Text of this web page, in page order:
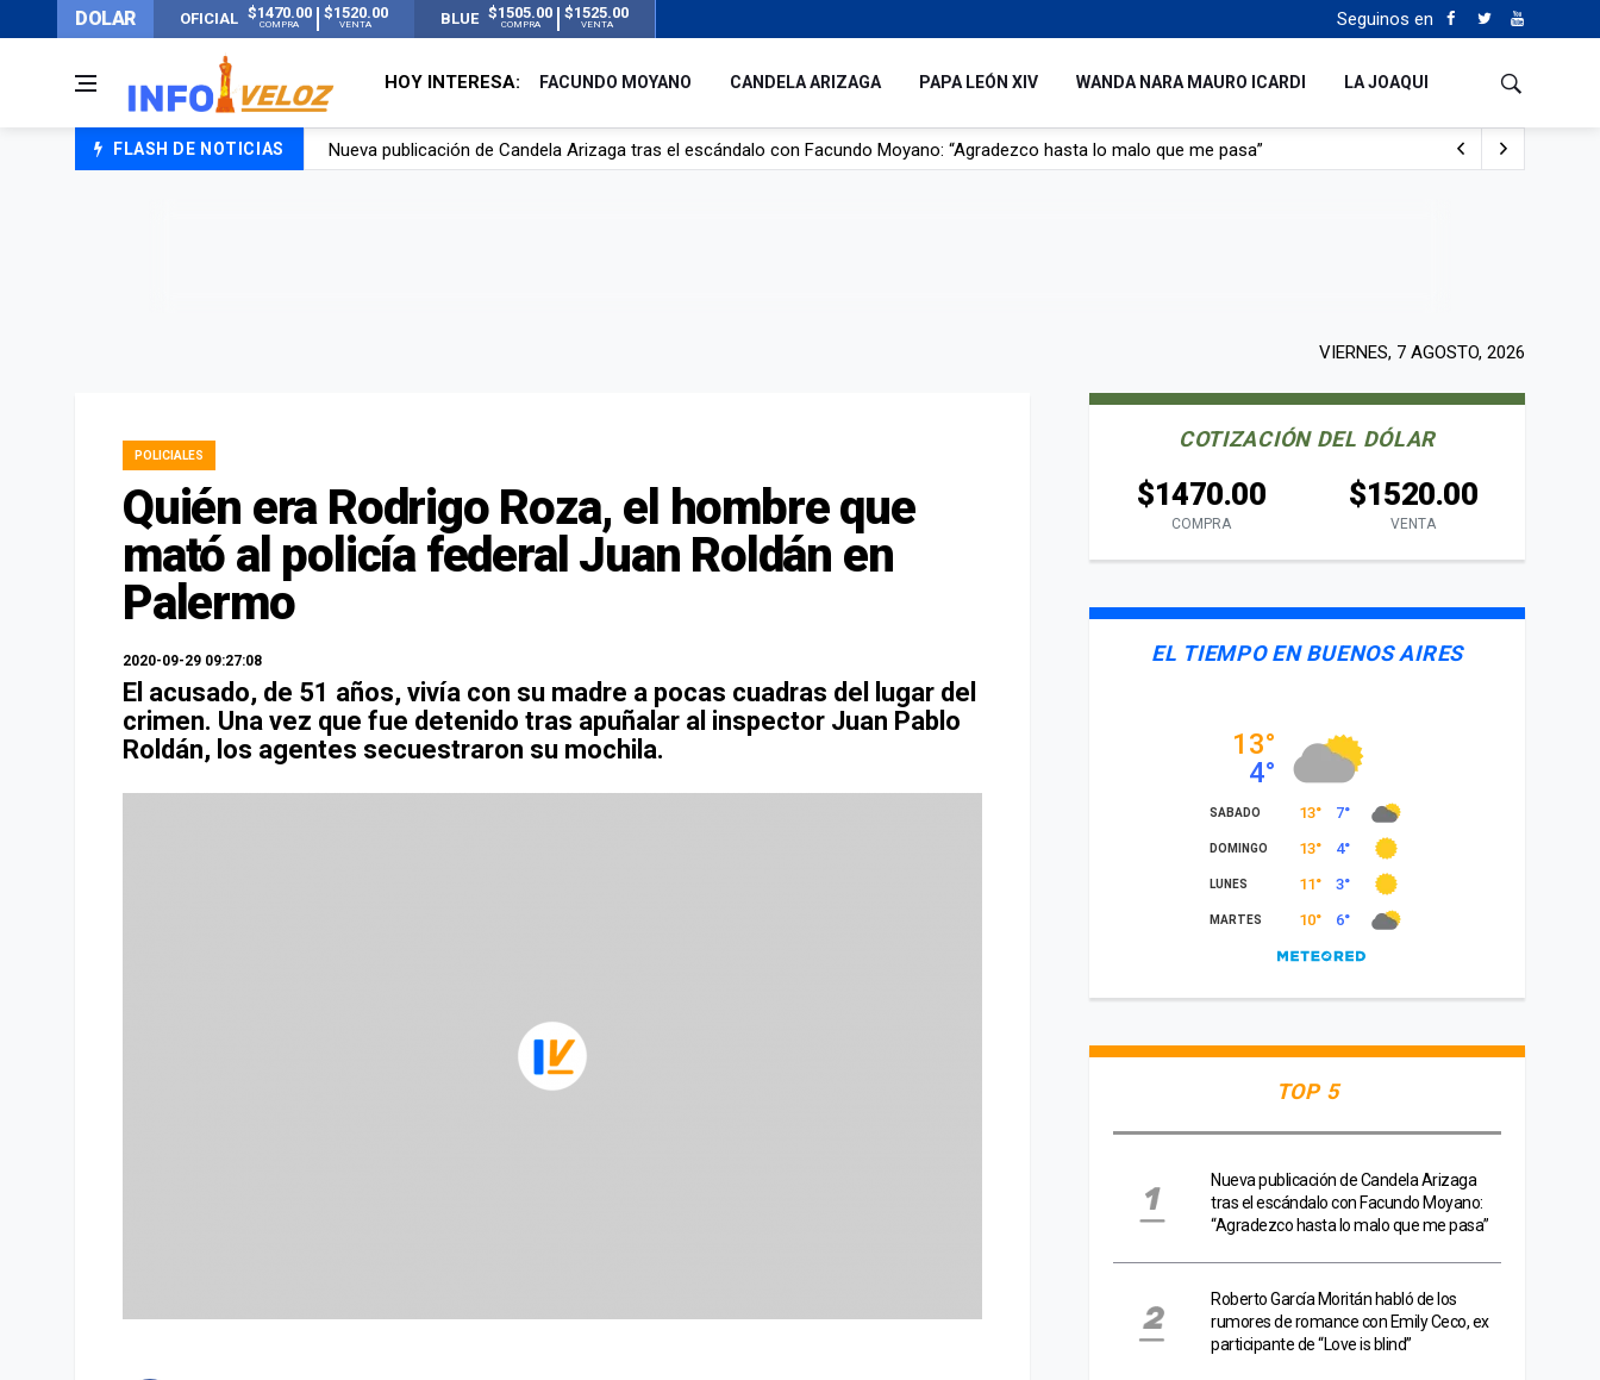
DOLAR OFICIAL $1470.00
COMPRA
$1520.00
VENTA BLUE $1505.00
COMPRA
$1525.00
VENTA Seguinos en
HOY INTERESA: FACUNDO MOYANO CANDELA ARIZAGA PAPA LEÓN XIV WANDA NARA MAURO ICARDI LA JOAQUI
FLASH DE NOTICIAS
Un joven murió quemado por su novia en San Luis: pasó seis días de agonía tras ser rociado con nafta y prendido fuego
VIERNES, 7 AGOSTO, 2026
POLICIALES
Quién era Rodrigo Roza, el hombre que
mató al policía federal Juan Roldán en
Palermo
2020-09-29 09:27:08
El acusado, de 51 años, vivía con su madre a pocas cuadras del lugar del
crimen. Una vez que fue detenido tras apuñalar al inspector Juan Pablo
Roldán, los agentes secuestraron su mochila.
COTIZACIÓN DEL DÓLAR
$1470.00
COMPRA
$1520.00
VENTA
EL TIEMPO EN BUENOS AIRES
TOP 5
Nueva publicación de Candela Arizaga
tras el escándalo con Facundo Moyano:
“Agradezco hasta lo malo que me pasa”
Roberto García Moritán habló de los
rumores de romance con Emily Ceco, ex
participante de “Love is blind”